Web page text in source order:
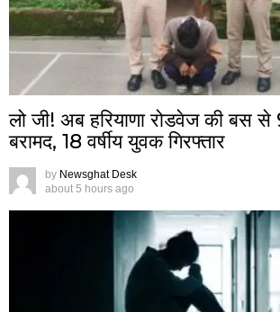
लो जी! अब हरियाणा रोडवेज की बस से
बरामद, 18 वर्षीय युवक गिरफ्तार
by Newsghat Desk
about 5 hours ago